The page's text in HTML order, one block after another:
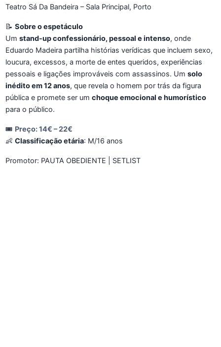
Teatro Sá Da Bandeira – Sala Principal, Porto
📝 Sobre o espetáculo
Um stand-up confessionário, pessoal e intenso, onde
Eduardo Madeira partilha histórias verídicas que incluem sexo,
loucura, excessos, a morte de entes queridos, experiências
pessoais e ligações improváveis com assassinos. Um solo
inédito em 12 anos, que revela o homem por trás da figura
pública e promete ser um choque emocional e humorístico
para o público.
🎟️ Preço: 14€ – 22€
👶 Classificação etária: M/16 anos
Promotor: PAUTA OBEDIENTE | SETLIST